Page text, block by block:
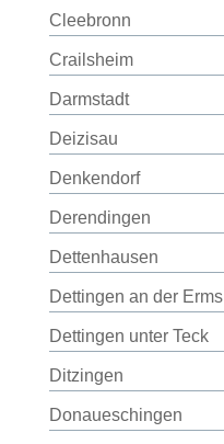
Cleebronn
Crailsheim
Darmstadt
Deizisau
Denkendorf
Derendingen
Dettenhausen
Dettingen an der Erms
Dettingen unter Teck
Ditzingen
Donaueschingen